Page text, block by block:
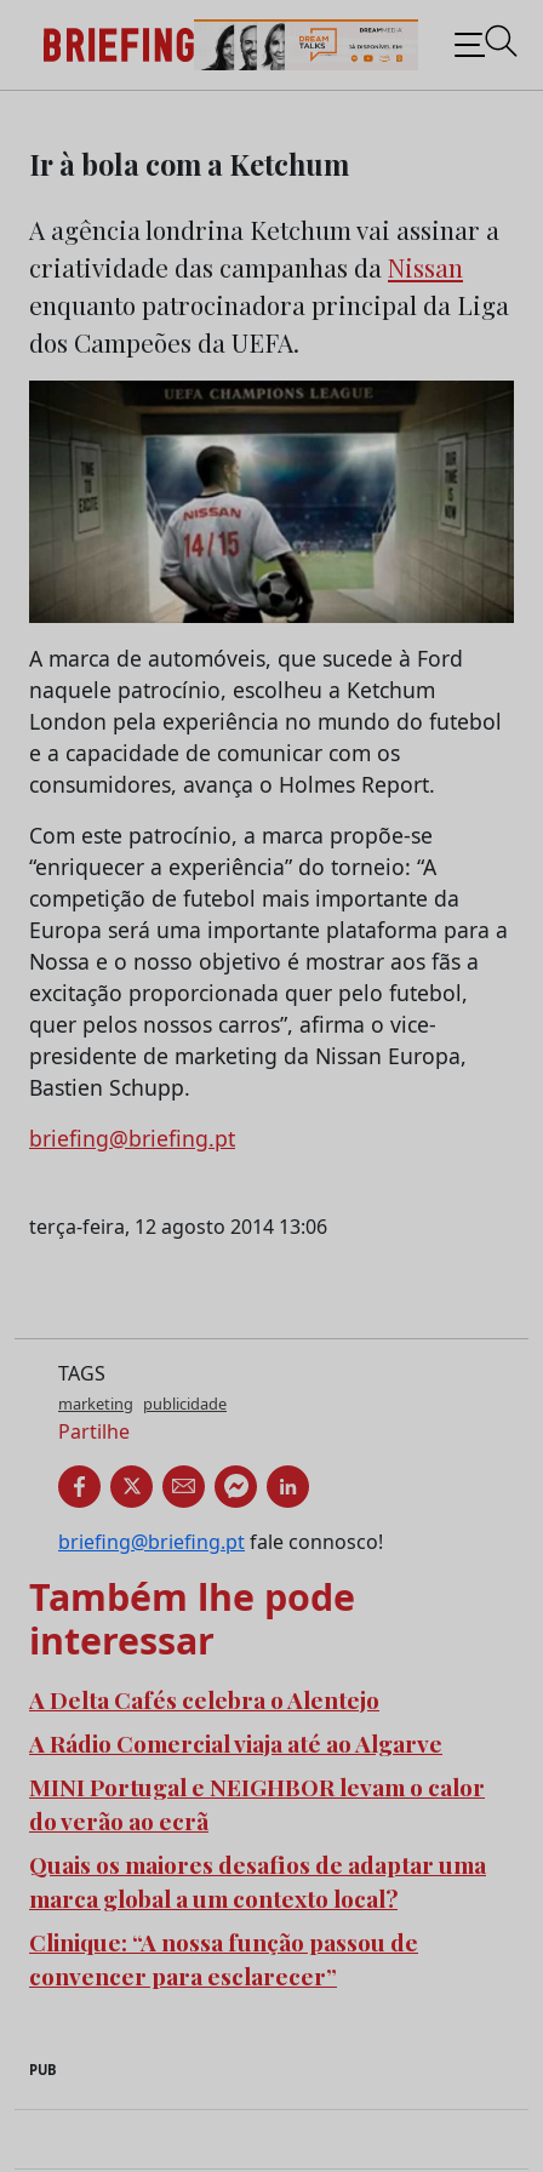
content
Briefing: Todas as notícias sobre os negócios do
Marketing e da Publicidade
Ir à bola com a Ketchum
A agência londrina Ketchum vai assinar a
criatividade das campanhas da Nissan
enquanto patrocinadora principal da Liga
dos Campeões da UEFA.
A marca de automóveis, que sucede à Ford
naquele patrocínio, escolheu a Ketchum
London pela experiência no mundo do futebol
e a capacidade de comunicar com os
consumidores, avança o Holmes Report.
Com este patrocínio, a marca propõe-se
“enriquecer a experiência” do torneio: “A
competição de futebol mais importante da
Europa será uma importante plataforma para a
Nossa e o nosso objetivo é mostrar aos fãs a
excitação proporcionada quer pelo futebol,
quer pelos nossos carros”, afirma o vice-
presidente de marketing da Nissan Europa,
Bastien Schupp.
briefing@briefing.pt
terça-feira, 12 agosto 2014 13:06
TAGS
marketing publicidade
Partilhe
briefing@briefing.ptfale connosco!
Também lhe pode
interessar
A Delta Cafés celebra o Alentejo
A Rádio Comercial viaja até ao Algarve
MINI Portugal e NEIGHBOR levam o calor
do verão ao ecrã
Quais os maiores desafios de adaptar uma
marca global a um contexto local?
Clinique: “A nossa função passou de
convencer para esclarecer”
PUB